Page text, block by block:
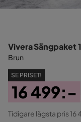
Vivera Sängpaket
Brun
SE PRISET!
Pris
16 499:-
Original
Tidigare lägsta pris 16